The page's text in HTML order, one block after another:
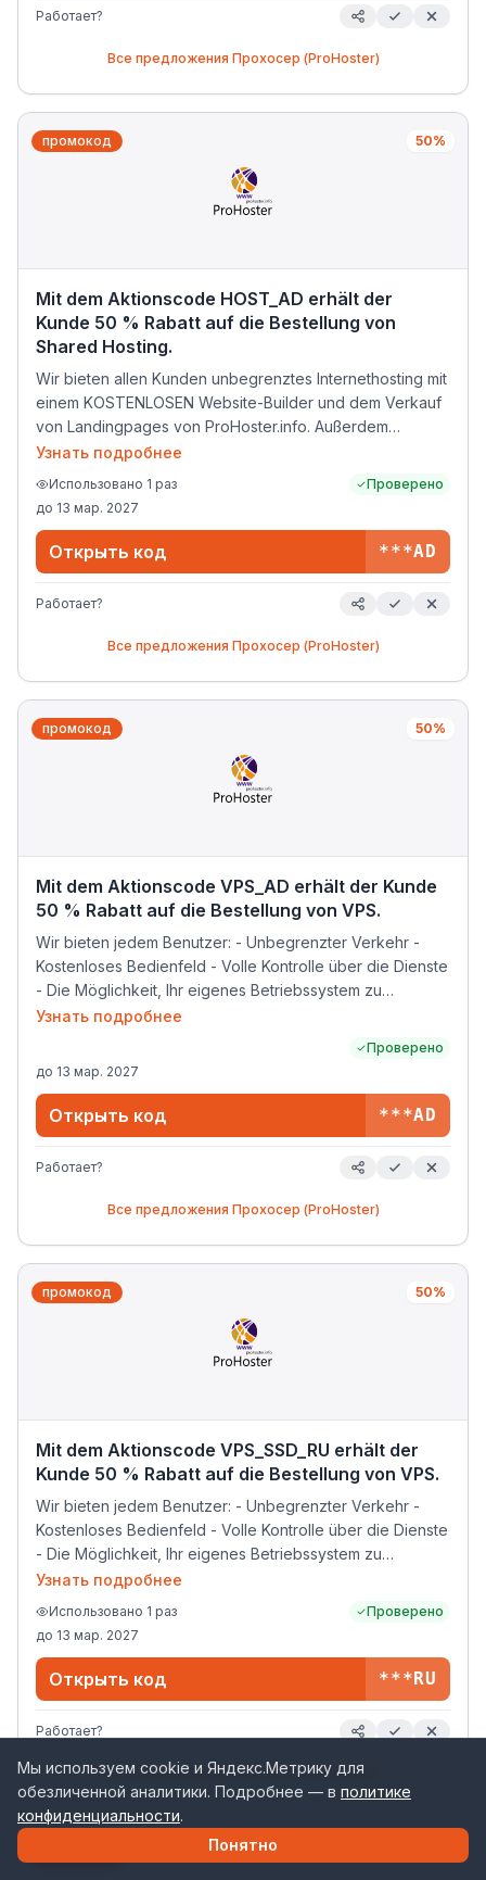
Работает?
Все предложения Прохосер (ProHoster)
промокод 50%
Mit dem Aktionscode HOST_AD erhält der
Kunde 50 % Rabatt auf die Bestellung von
Shared Hosting.
Wir bieten allen Kunden unbegrenztes Internethosting mit
einem KOSTENLOSEN Website-Builder und dem Verkauf
von Landingpages von ProHoster.info. Außerdem
erhalten alle Kunden KOSTENLOS: – Professionellen
Website-Transfer vom alten Hosting (bei Website-
Transfer vom alten Hoster erhalten Sie einen Monat
Hosting gratis).
Узнать подробнее
Использовано 1 раз
Проверено
до 13 мар. 2027
Открыть код ***AD
Работает?
Все предложения Прохосер (ProHoster)
промокод 50%
Mit dem Aktionscode VPS_AD erhält der Kunde
50 % Rabatt auf die Bestellung von VPS.
Wir bieten jedem Benutzer: - Unbegrenzter Verkehr -
Kostenloses Bedienfeld - Volle Kontrolle über die Dienste
- Die Möglichkeit, Ihr eigenes Betriebssystem zu
installieren - Support rund um die Uhr
Узнать подробнее
Проверено
до 13 мар. 2027
Открыть код ***AD
Работает?
Все предложения Прохосер (ProHoster)
промокод 50%
Mit dem Aktionscode VPS_SSD_RU erhält der
Kunde 50 % Rabatt auf die Bestellung von VPS.
Wir bieten jedem Benutzer: - Unbegrenzter Verkehr -
Kostenloses Bedienfeld - Volle Kontrolle über die Dienste
- Die Möglichkeit, Ihr eigenes Betriebssystem zu
installieren - Support rund um die Uhr
Узнать подробнее
Использовано 1 раз
Проверено
до 13 мар. 2027
Открыть код ***RU
Работает?
Все предложенияПрохосер (ProHoster)
Мы используем cookie и Яндекс.Метрику для
обезличенной аналитики. Подробнее — в политике
конфиденциальности.
Понятно